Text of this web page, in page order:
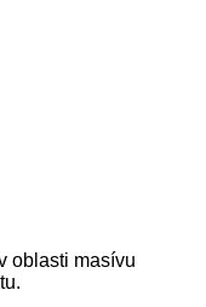
oblasti masívu